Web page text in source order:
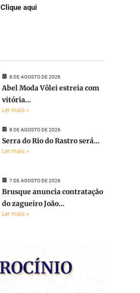
Clique aqui
8 DE AGOSTO DE 2026
Abel Moda Vôlei estreia com
vitória...
Ler mais »
8 DE AGOSTO DE 2026
Serra do Rio do Rastro será...
Ler mais »
7 DE AGOSTO DE 2026
Brusque anuncia contratação
do zagueiro João...
Ler mais »